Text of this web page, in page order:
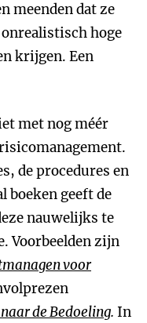
meenden dat ze
hoge
krijgen. Een
met nog méér
de procedures en
boeken geeft de
nauwelijks te
Voorbeelden zijn
voor
de Bedoeling. In